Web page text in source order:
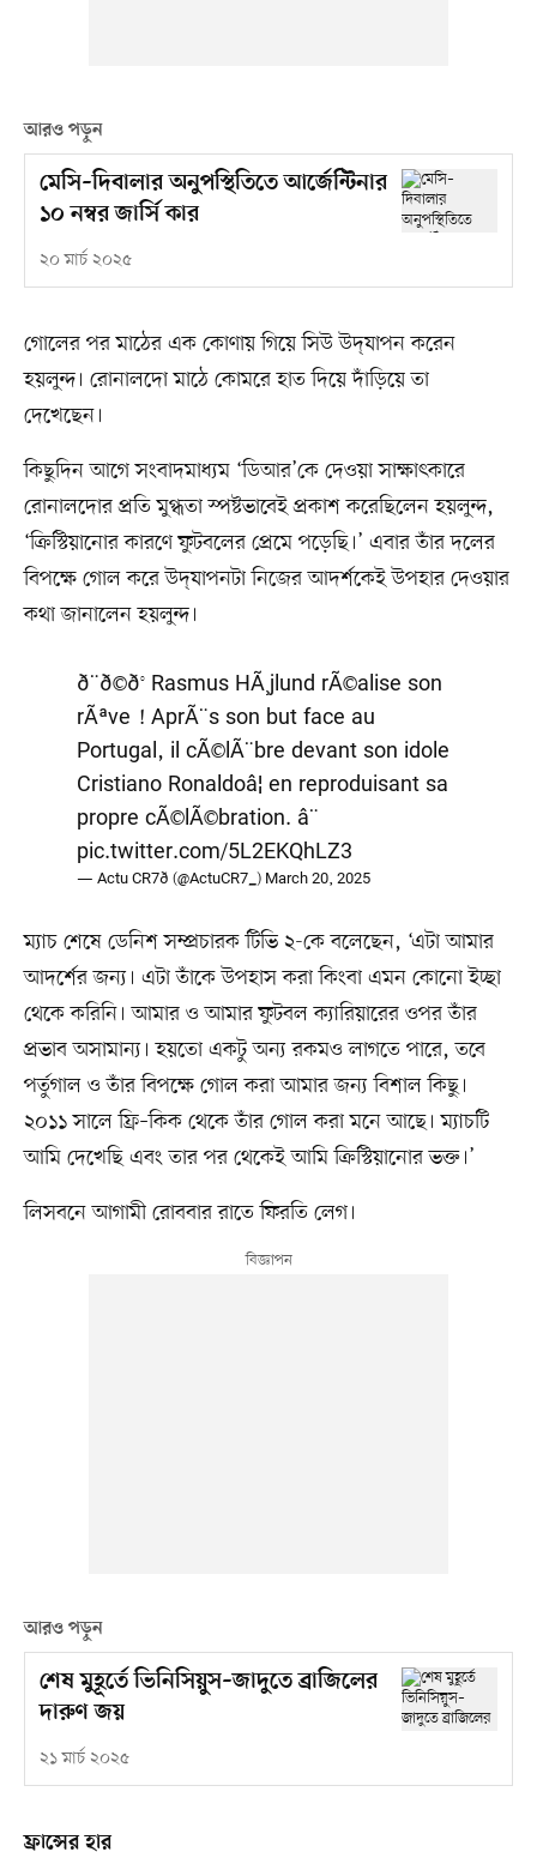
আরও পড়ুন
মেসি–দিবালার অনুপস্থিতিতে আর্জেন্টিনার
১০ নম্বর জার্সি কার
২০ মার্চ ২০২৫
গোলের পর মাঠের এক কোণায় গিয়ে সিউ উদ্‌যাপন করেন
হয়লুন্দ। রোনালদো মাঠে কোমরে হাত দিয়ে দাঁড়িয়ে তা
দেখেছেন।
কিছুদিন আগে সংবাদমাধ্যম ‘ডিআর’কে দেওয়া সাক্ষাৎকারে
রোনালদোর প্রতি মুগ্ধতা স্পষ্টভাবেই প্রকাশ করেছিলেন হয়লুন্দ,
‘ক্রিস্টিয়ানোর কারণে ফুটবলের প্রেমে পড়েছি।’ এবার তাঁর দলের
বিপক্ষে গোল করে উদ্‌যাপনটা নিজের আদর্শকেই উপহার দেওয়ার
কথা জানালেন হয়লুন্দ।
ð¨ð©ð° Rasmus HÃ¸jlund rÃ©alise son
rÃªve ! AprÃ¨s son but face au
Portugal, il cÃ©lÃ¨bre devant son idole
Cristiano Ronaldoâ¦ en reproduisant sa
propre cÃ©lÃ©bration. â¨
pic.twitter.com/5L2EKQhLZ3
— Actu CR7ð (@ActuCR7_) March 20, 2025
ম্যাচ শেষে ডেনিশ সম্প্রচারক টিভি ২-কে বলেছেন, ‘এটা আমার
আদর্শের জন্য। এটা তাঁকে উপহাস করা কিংবা এমন কোনো ইচ্ছা
থেকে করিনি। আমার ও আমার ফুটবল ক্যারিয়ারের ওপর তাঁর
প্রভাব অসামান্য। হয়তো একটু অন্য রকমও লাগতে পারে, তবে
পর্তুগাল ও তাঁর বিপক্ষে গোল করা আমার জন্য বিশাল কিছু।
২০১১ সালে ফ্রি–কিক থেকে তাঁর গোল করা মনে আছে। ম্যাচটি
আমি দেখেছি এবং তার পর থেকেই আমি ক্রিস্টিয়ানোর ভক্ত।’
লিসবনে আগামী রোববার রাতে ফিরতি লেগ।
আরও পড়ুন
শেষ মুহূর্তে ভিনিসিয়ুস–জাদুতে ব্রাজিলের
দারুণ জয়
২১ মার্চ ২০২৫
ফ্রান্সের হার